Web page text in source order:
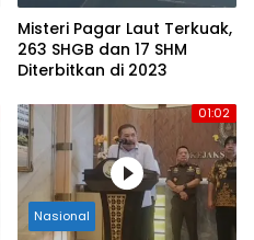
Misteri Pagar Laut Terkuak,
263 SHGB dan 17 SHM
Diterbitkan di 2023
01:02
Nasional